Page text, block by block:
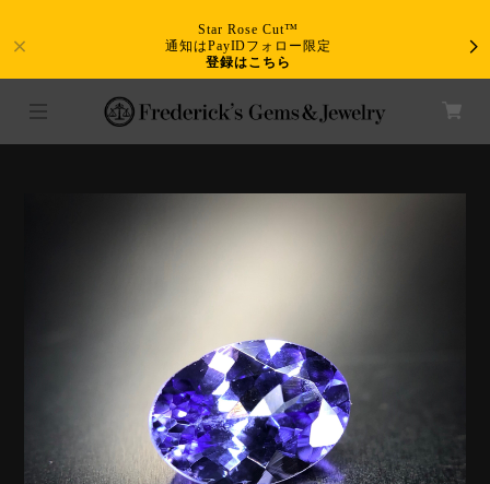
Star Rose Cut™
通知はPayIDフォロー限定
登録はこちら